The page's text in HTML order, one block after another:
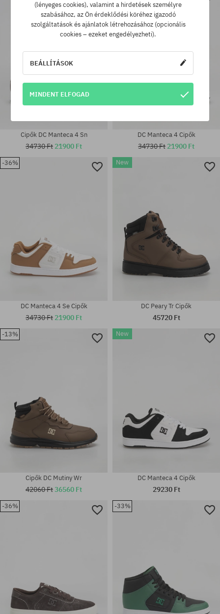
38; 38.5; 39; 40; 40.5; 41; 42;
42.5; 43; 44; 44.5; 45; 46
Elérhető méretek:
41; 42
Elérhető méretek:
Cipők DC Manteca 4 Sn
34730 Ft 21900 Ft
DC Manteca 4 Cipők
34730 Ft 21900 Ft
-36%
DC Manteca 4 Se Cipők
34730 Ft 21900 Ft
New
DC Peary Tr Cipők
45720 Ft
-13%
Cipők DC Mutiny Wr
42060 Ft36560 Ft
New
DC Manteca 4 Cipők
29230 Ft
-36% -33%
(lényeges cookies), valamint a hirdetések személyre
szabásához, az Ön érdeklődési köréhez igazodó
szolgáltatások és ajánlatok létrehozásához (opcionális
cookies – ezeket engedélyezheti).
BEÁLLÍTÁSOK
MINDENT ELFOGAD